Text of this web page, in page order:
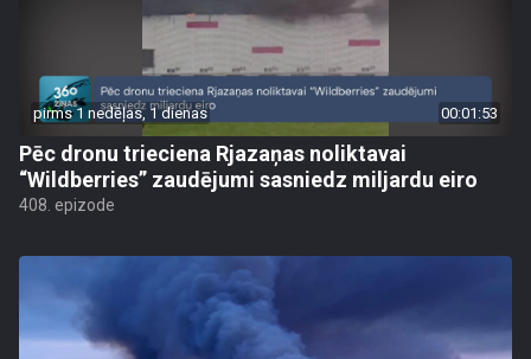
pirms 1 nedēļas, 1 dienas 00:01:53
Pēc dronu trieciena Rjazaņas noliktavai
“Wildberries” zaudējumi sasniedz miljardu eiro
408. epizode